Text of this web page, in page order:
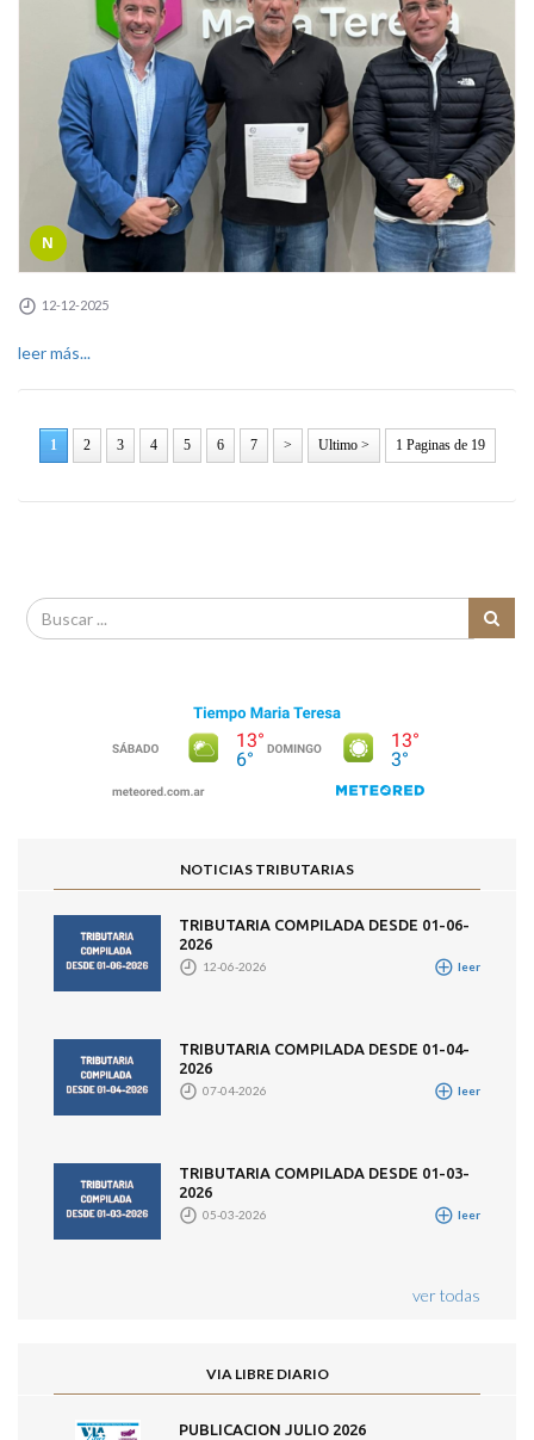
N
12-12-2025
leer más...
1 2 3 4 5 6 7 > Ultimo > 1 Paginas de 19
NOTICIAS TRIBUTARIAS
TRIBUTARIA COMPILADA DESDE 01-06-
2026
12-06-2026 leer
TRIBUTARIA COMPILADA DESDE 01-04-
2026
07-04-2026 leer
TRIBUTARIA COMPILADA DESDE 01-03-
2026
05-03-2026 leer
ver todas
VIA LIBRE DIARIO
PUBLICACION JULIO 2026